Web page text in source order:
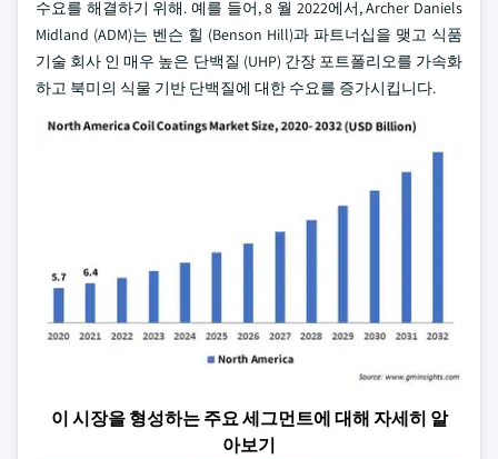
수요를 해결하기 위해. 예를 들어, 8 월 2022에서, Archer Daniels
Midland (ADM)는 벤슨 힐 (Benson Hill)과 파트너십을 맺고 식품
기술 회사 인 매우 높은 단백질 (UHP) 간장 포트폴리오를 가속화
하고 북미의 식물 기반 단백질에 대한 수요를 증가시킵니다.
이 시장을 형성하는 주요 세그먼트에 대해 자세히 알
아보기